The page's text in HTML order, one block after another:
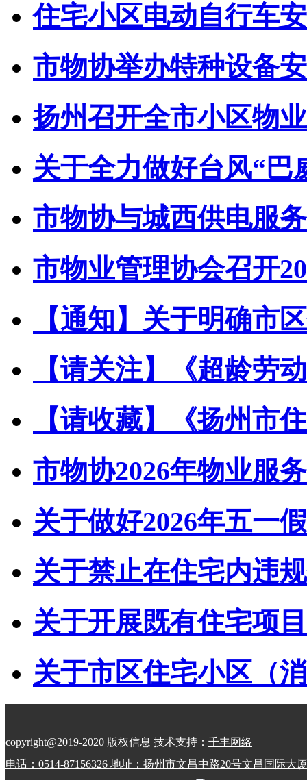
住宅小区电动自行车
市物协举办特种设备
扬州召开全市小区物
关于全力做好台风“巴
市物协与城西供电服
市物业管理协会召开
【通知】关于明确市
【请关注】《超龄劳
【请收藏】《扬州市
市物协2026年物业服
关于做好2026年五一
关于禁止在住宅内违
关于开展既有住宅项
关于市区住宅小区（
copyright@2019-2020 版权信息 技术支持： 千丰网络
电话：0514-87156326 地址：扬州市文昌中路20号文昌国际大厦